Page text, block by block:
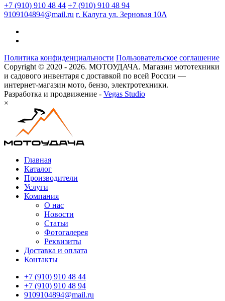
+7 (910) 910 48 44 +7 (910) 910 48 94
9109104894@mail.ru г. Калуга ул. Зерновая 10А
Политика конфиденциальности Пользовательское соглашение
Copyright © 2020 - 2026. МОТОУДАЧА. Магазин мототехники
и садового инвентаря с доставкой по всей России —
интернет-магазин мото, бензо, электротехники.
Разработка и продвижение - Vegas Studio
×
Главная
Каталог
Производители
Услуги
Компания
О нас
Новости
Статьи
Фотогалерея
Реквизиты
Доставка и оплата
Контакты
+7 (910) 910 48 44
+7 (910) 910 48 94
9109104894@mail.ru